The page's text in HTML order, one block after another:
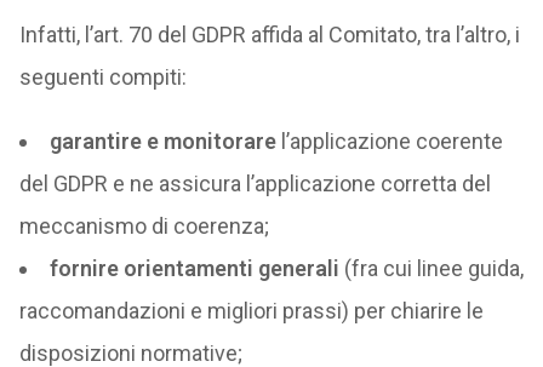
Infatti, l’art. 70 del GDPR affida al Comitato, tra l’altro, i
seguenti compiti:
garantire e monitorarel’applicazione coerente
del GDPR e ne assicura l’applicazione corretta del
meccanismo di coerenza;
fornire orientamenti generali (fra cui linee guida,
raccomandazioni e migliori prassi) per chiarire le
disposizioni normative;